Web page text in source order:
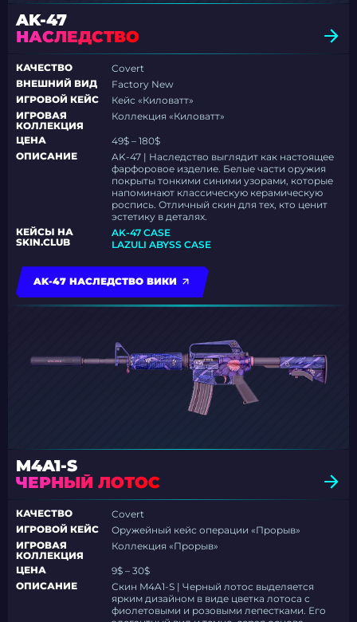
AK-47
НАСЛЕДСТВО
КАЧЕСТВО
Covert
ВНЕШНИЙ ВИД
Factory New
ИГРОВОЙ КЕЙС
Кейс «Киловатт»
ИГРОВАЯ
КОЛЛЕКЦИЯ
Коллекция «Киловатт»
ЦЕНА
49$ – 180$
ОПИСАНИЕ
AK-47 | Наследство выглядит как настоящее
фарфоровое изделие. Белые части оружия
покрыты тонкими синими узорами, которые
напоминают классическую керамическую
роспись. Отличный скин для тех, кто ценит
эстетику в деталях.
КЕЙСЫ НА
SKIN.CLUB
AK-47 CASE
LAZULI ABYSS CASE
AK-47 НАСЛЕДСТВО ВИКИ
M4A1-S
ЧЕРНЫЙ ЛОТОС
КАЧЕСТВО
Covert
ИГРОВОЙ КЕЙС
Оружейный кейс операции «Прорыв»
ИГРОВАЯ
КОЛЛЕКЦИЯ
Коллекция «Прорыв»
ЦЕНА
9$ – 30$
ОПИСАНИЕ
Скин M4A1-S | Черный лотос выделяется
ярким дизайном в виде цветка лотоса с
фиолетовыми и розовыми лепестками. Его